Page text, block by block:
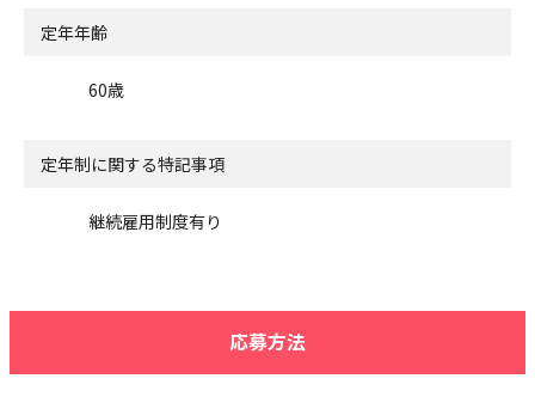
定年年齢
60歳
定年制に関する特記事項
継続雇用制度有り
応募方法